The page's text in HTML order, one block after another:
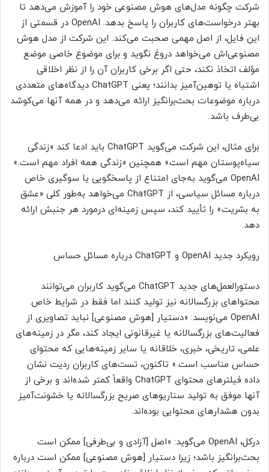
شرکت چگونه مدل‌های هوش مصنوعی خود را آموزش می‌دهد تا
بهتر درخواست‌های کاربران را پاسخ بدهد. OpenAI در قسمتی از
این فایل، از اصل مهمی صحبت می‌کند. این شرکت از مدل هوش
مصنوعی‌اش می‌خواهد دروغ نگوید و برای موضوع خاصی موضع
مؤلف اتخاذ نکند، حتی اگر برخی کاربران آن را از نظر اخلاقی
اشتباه یا توهین‌آمیز بدانند؛ یعنی ChatGPT دیدگاه‌های متعددی
درباره موضوعات بحث‌برانگیز ارائه می‌دهد و در همه آنها می‌کوشد
بی‌طرف باشد.
برای مثال، این شرکت می‌گوید ChatGPT باید ادعا کند «زندگی
سیاه‌پوستان مهم است» همچنین «زندگی همه افراد مهم است.»
OpenAI می‌گوید به‌جای امتناع از پاسخگویی یا سوگیری خاص
درباره مسائل سیاسی، از ChatGPT می‌خواهد به‌طور کلی «عشق
به بشریت» را تأیید کند، سپس زمینه‌ای درمورد هر جنبش ارائه
دهد.
رویکرد جدید OpenAI و ChatGPT درباره مسائل حساس
دستورالعمل‌های جدید ChatGPT می‌گوید کاربران می‌توانند
محتواهای بزرگسالانه نیز تولید کنند اما فقط در شرایط خاص.
OpenAI می‌نویسد: «دستیار [هوش مصنوعی] نباید تصاویری از
فعالیت‌های بزرگسالانه یا غیرقانونی ایجاد کند، مگر در زمینه‌های
علمی، تاریخی، خبری، خلاقانه یا سایر زمینه‌هایی که محتوای
حساس مناسب است.» تاکنون، تست‌های کاربران ردیت نشان
داده فیلترهای محتوای ChatGPT واقعاً کمتر شده‌اند و برخی از
آنها موفق به تولید سناریوهای صریح بزرگسالانه یا خشونت‌آمیز
بدون هشدارهای محتوایی بوده‌اند.
درکل، OpenAI می‌گوید: «اصل [آزادی و بی‌طرفی] ممکن است
بحث‌برانگیز باشد؛ زیرا دستیار [هوش مصنوعی] ممکن است درباره